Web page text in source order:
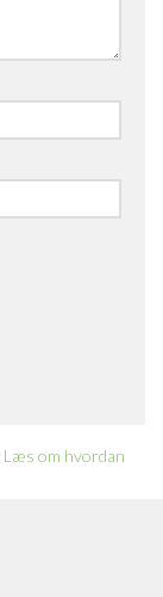
Læs om hvordan